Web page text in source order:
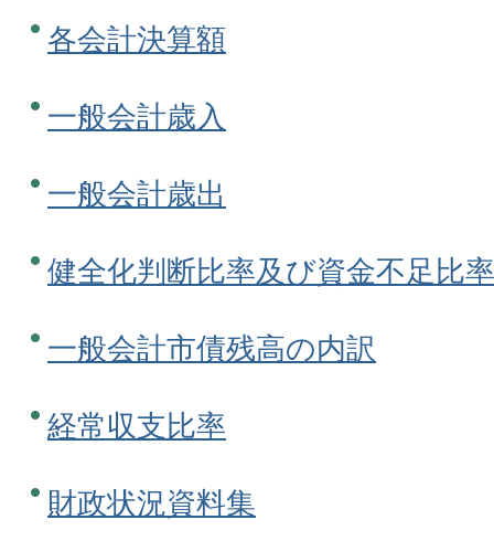
各会計決算額
一般会計歳入
一般会計歳出
健全化判断比率及び資金不足比率
一般会計市債残高の内訳
経常収支比率
財政状況資料集